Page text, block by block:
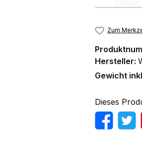
Zum
Hersteller:
Gewicht
Dieses